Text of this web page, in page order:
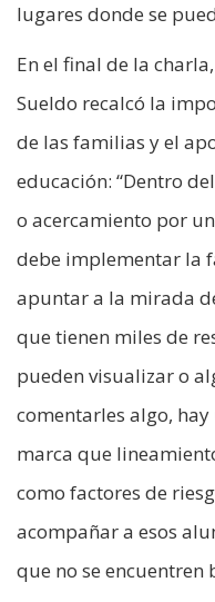
lugares donde se
En el final de la
Sueldo recalcó la
de las familias y el
educación: “Dentro
o acercamiento por
debe implementar la
apuntar a la mirada
que tienen miles de
pueden visualizar o
comentarles algo,
marca que
como factores de
acompañar a esos
que no se encuentren